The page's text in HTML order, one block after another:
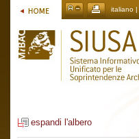
italiano |
espandi l'albero